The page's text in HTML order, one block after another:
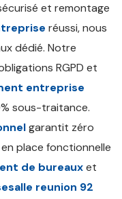
et remontage
réussi, nous
dédié. Notre
RGPD et
entreprise
sous-traitance.
garantit zéro
place fonctionnelle
de bureauxet
reunion 92